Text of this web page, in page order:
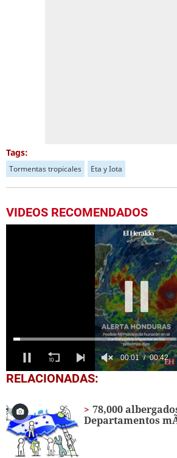
Tags:
Tormentas tropicales Eta y Iota
VIDEOS RECOMENDADOS
0
seconds
42
seconds
RELACIONADAS:
78,000
Departamentos